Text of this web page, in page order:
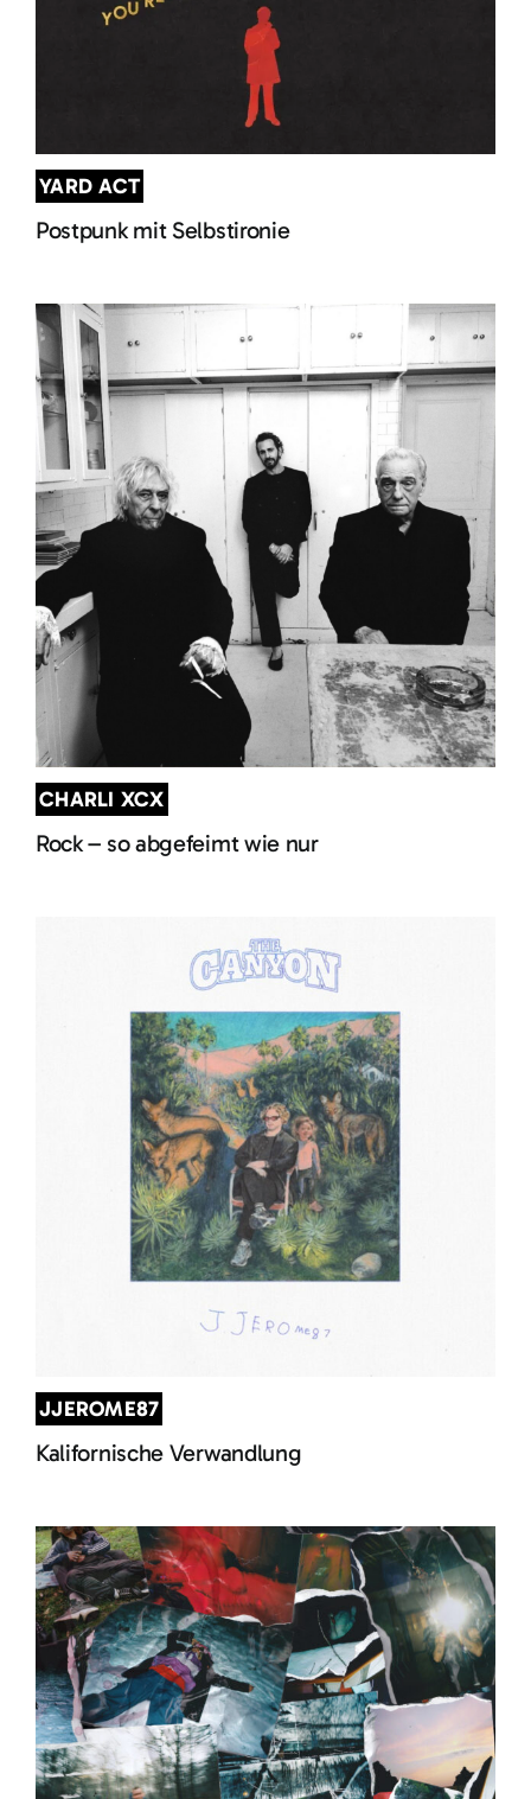
YARD ACT
Postpunk mit Selbstironie
CHARLI XCX
Rock – so abgefeimt wie nur
JJEROME87
Kalifornische Verwandlung